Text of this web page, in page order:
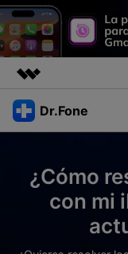
Productos
Resumen
Soluciones
Quiénes somos
Sala de prensa
Dr.Fone
Ver Kit Completo >
Productos
¿Cómo
con mi